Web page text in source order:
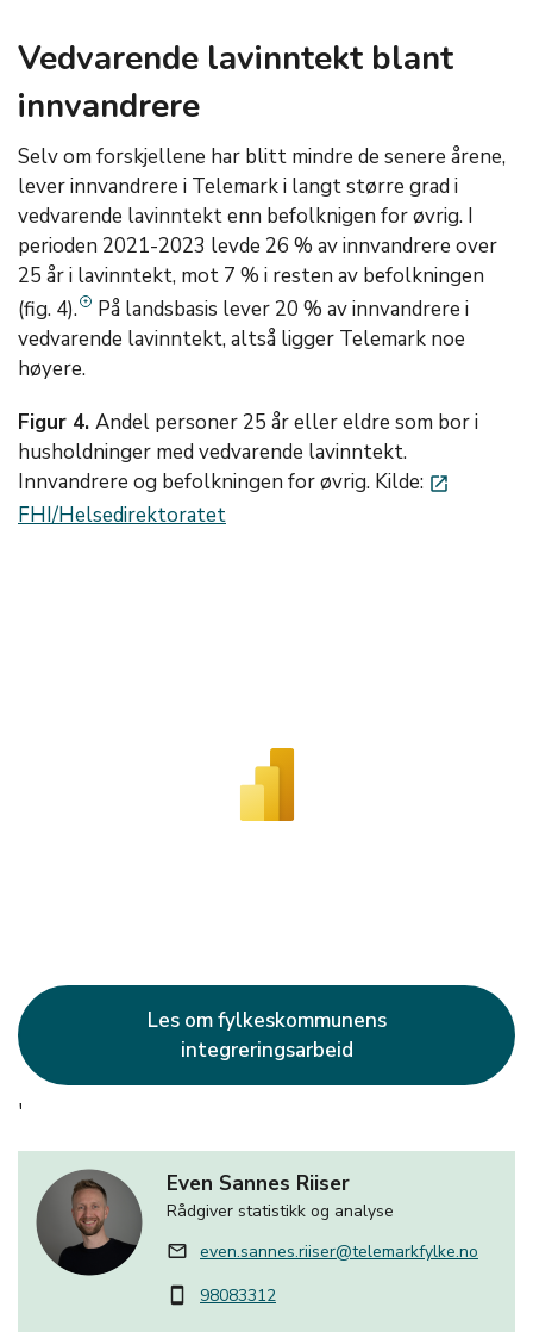
Vedvarende lavinntekt blant
innvandrere
Selv om forskjellene har blitt mindre de senere årene,
lever innvandrere i Telemark i langt større grad i
vedvarende lavinntekt enn befolknigen for øvrig. I
perioden 2021-2023 levde 26 % av innvandrere over
25 år i lavinntekt, mot 7 % i resten av befolkningen
(fig. 4).
På landsbasis lever 20 % av innvandrere i
vedvarende lavinntekt, altså ligger Telemark noe
høyere.
Figur 4. Andel personer 25 år eller eldre som bor i
husholdninger med vedvarende lavinntekt.
Innvandrere og befolkningen for øvrig. Kilde: launch
FHI/Helsedirektoratet
Les om fylkeskommunens
integreringsarbeid
'
Even Sannes Riiser
Rådgiver statistikk og analyse
mail_outline even.sannes.riiser@telemarkfylke.no
smartphone 98083312